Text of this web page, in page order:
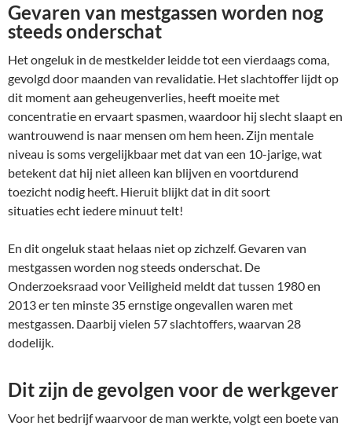
Gevaren van mestgassen worden nog
steeds onderschat
Het ongeluk in de mestkelder leidde tot een vierdaags coma,
gevolgd door maanden van revalidatie. Het slachtoffer lijdt op
dit moment aan geheugenverlies, heeft moeite met
concentratie en ervaart spasmen, waardoor hij slecht slaapt en
wantrouwend is naar mensen om hem heen. Zijn mentale
niveau is soms vergelijkbaar met dat van een 10-jarige, wat
betekent dat hij niet alleen kan blijven en voortdurend
toezicht nodig heeft. Hieruit blijkt dat in dit soort
situaties echt iedere minuut telt!
En dit ongeluk staat helaas niet op zichzelf. Gevaren van
mestgassen worden nog steeds onderschat. De
Onderzoeksraad voor Veiligheid meldt dat tussen 1980 en
2013 er ten minste 35 ernstige ongevallen waren met
mestgassen. Daarbij vielen 57 slachtoffers, waarvan 28
dodelijk.
Dit zijn de gevolgen voor de werkgever
Voor het bedrijf waarvoor de man werkte, volgt een boete van